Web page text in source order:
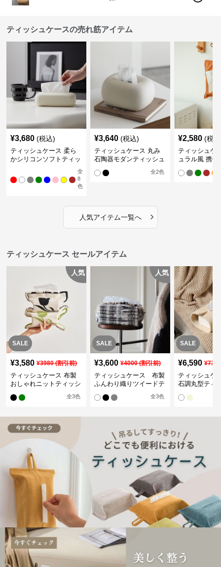
ティッシュケースの売れ筋アイテム
¥3,680 (税込)
ティッシュケース 柔ら
かシリコンソフトティッ
全
8
色
¥3,640 (税込)
ティッシュケース 丸み
石陶器モダンティッシュ
全2色
¥2,580 (税
ティッシュケ
ュラル風 携帯
人気アイテム一覧へ ›
ティッシュケース セールアイテム
SALE
人気
¥3,580 ¥3980(割引前)
ティッシュケース 布製
おしゃれニットティッシ
全3色
SALE
人気
¥3,600 ¥4000(割引前)
ティッシュケース 布製
ふんわり織りツイードテ
全3色
SALE
¥6,590 ¥
ティッシュ
石調丸型ティ